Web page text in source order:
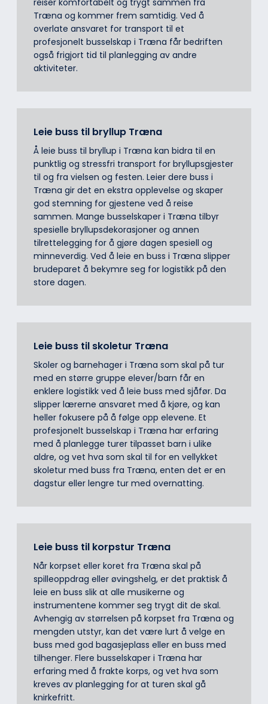
Træna og kommer frem samtidig. Ved å
overlate ansvaret for transport til et
profesjonelt busselskap i Træna får bedriften
også frigjort tid til planlegging av andre
aktiviteter.
Leie buss til bryllup Træna
Å leie buss til bryllup i Træna kan bidra til en
punktlig og stressfri transport for bryllupsgjester
til og fra vielsen og festen. Leier dere buss i
Træna gir det en ekstra opplevelse og skaper
god stemning for gjestene ved å reise
sammen. Mange busselskaper i Træna tilbyr
spesielle bryllupsdekorasjoner og annen
tilrettelegging for å gjøre dagen spesiell og
minneverdig. Ved å leie en buss i Træna slipper
brudeparet å bekymre seg for logistikk på den
store dagen.
Leie buss til skoletur Træna
Skoler og barnehager i Træna som skal på tur
med en større gruppe elever/barn får en
enklere logistikk ved å leie buss med sjåfør. Da
slipper lærerne ansvaret med å kjøre, og kan
heller fokusere på å følge opp elevene. Et
profesjonelt busselskap i Træna har erfaring
med å planlegge turer tilpasset barn i ulike
aldre, og vet hva som skal til for en vellykket
skoletur med buss fra Træna, enten det er en
dagstur eller lengre tur med overnatting.
Leie buss til korpstur Træna
Når korpset eller koret fra Træna skal på
spilleoppdrag eller øvingshelg, er det praktisk å
leie en buss slik at alle musikerne og
instrumentene kommer seg trygt dit de skal.
Avhengig av størrelsen på korpset fra Træna og
mengden utstyr, kan det være lurt å velge en
buss med god bagasjeplass eller en buss med
tilhenger. Flere busselskaper i Træna har
erfaring med å frakte korps, og vet hva som
kreves av planlegging for at turen skal gå
knirkefritt.